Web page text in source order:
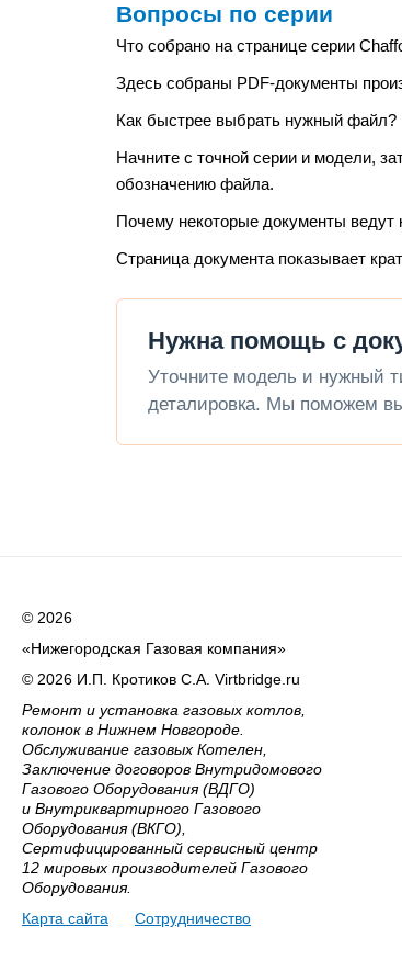
Вопросы по серии
Что собрано на странице серии
Здесь собраны PDF-документы
Как быстрее выбрать нужный файл?
Начните с точной серии и модели,
обозначению файла.
Почему некоторые документы ведут
Страница документа показывает
Нужна помощь с
Уточните модель и нужный
деталировка. Мы поможем
© 2026
«Нижегородская Газовая компания»
© 2026 И.П. Кротиков С.А. Virtbridge.ru
Ремонт и установка газовых котлов,
колонок в Нижнем Новгороде.
Обслуживание газовых Котелен,
Заключение договоров Внутридомового
Газового Оборудования (ВДГО)
и Внутриквартирного Газового
Оборудования (ВКГО),
Сертифицированный сервисный центр
12 мировых производителей Газового
Оборудования.
Карта сайта
Сотрудничество